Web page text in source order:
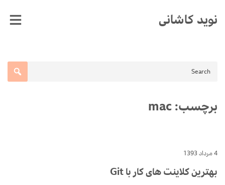
content
نوید کاشانی
برچسب: mac
4 مرداد 1393
بهترین کلاینت های کار با Git